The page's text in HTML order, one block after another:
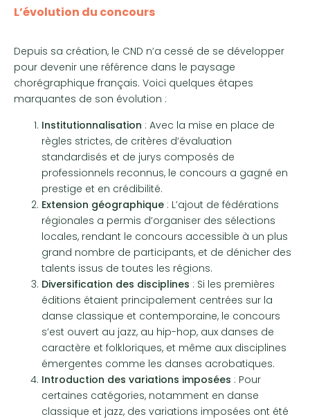
L’évolution du concours
Depuis sa création, le CND n’a cessé de se développer
pour devenir une référence dans le paysage
chorégraphique français. Voici quelques étapes
marquantes de son évolution :
Institutionnalisation : Avec la mise en place de
règles strictes, de critères d’évaluation
standardisés et de jurys composés de
professionnels reconnus, le concours a gagné en
prestige et en crédibilité.
Extension géographique : L’ajout de fédérations
régionales a permis d’organiser des sélections
locales, rendant le concours accessible à un plus
grand nombre de participants, et de dénicher des
talents issus de toutes les régions.
Diversification des disciplines : Si les premières
éditions étaient principalement centrées sur la
danse classique et contemporaine, le concours
s’est ouvert au jazz, au hip-hop, aux danses de
caractère et folkloriques, et même aux disciplines
émergentes comme les danses acrobatiques.
Introduction des variations imposées : Pour
certaines catégories, notamment en danse
classique et jazz, des variations imposées ont été